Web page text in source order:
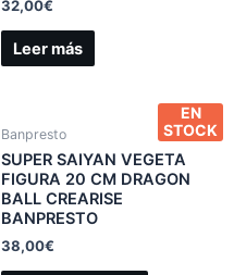
32,00€
Leer más
EN
STOCK
Banpresto
SUPER SAIYAN VEGETA
FIGURA 20 CM DRAGON
BALL CREARISE
BANPRESTO
38,00€